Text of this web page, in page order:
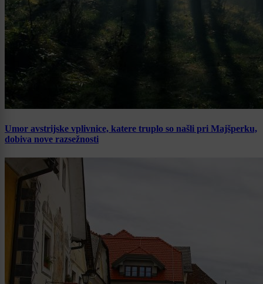
Umor avstrijske vplivnice, katere truplo so našli pri Majšperku,
dobiva nove razsežnosti